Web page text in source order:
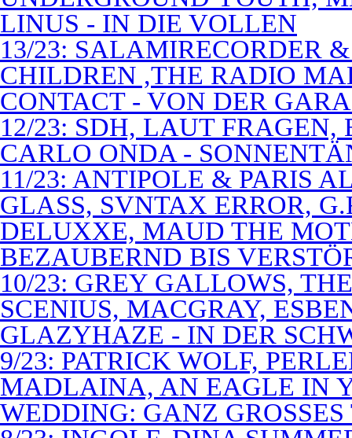
LINUS - IN DIE VOLLEN
13/23: SALAMIRECORDER
CHILDREN ,THE RADIO
CONTACT - VON DER
12/23: SDH, LAUT
CARLO ONDA -
11/23: ANTIPOLE & PARIS
GLASS, SVNTAX ERROR,
DELUXXE, MAUD THE
BEZAUBERND BIS
10/23: GREY GALLOWS,
SCENIUS, MACGRAY,
GLAZYHAZE - IN DER
9/23: PATRICK WOLF,
MADLAINA, AN EAGLE IN
WEDDING: GANZ